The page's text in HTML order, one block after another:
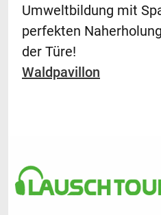
Umweltbildung mit
perfekten
der Türe!
Waldpavillon